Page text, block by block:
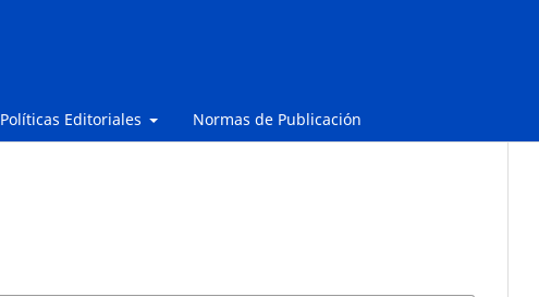
Políticas Editoriales Normas de Publicación